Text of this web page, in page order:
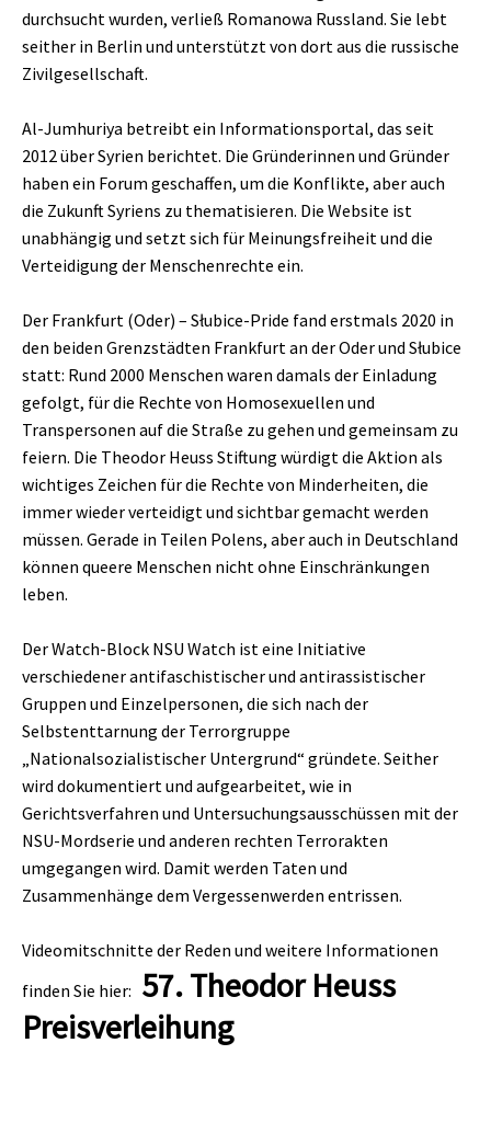
durchsucht wurden, verließ Romanowa Russland. Sie lebt
seither in Berlin und unterstützt von dort aus die russische
Zivilgesellschaft.
Al-Jumhuriya betreibt ein Informationsportal, das seit
2012 über Syrien berichtet. Die Gründerinnen und Gründer
haben ein Forum geschaffen, um die Konflikte, aber auch
die Zukunft Syriens zu thematisieren. Die Website ist
unabhängig und setzt sich für Meinungsfreiheit und die
Verteidigung der Menschenrechte ein.
Der Frankfurt (Oder) – Słubice-Pride fand erstmals 2020 in
den beiden Grenzstädten Frankfurt an der Oder und Słubice
statt: Rund 2000 Menschen waren damals der Einladung
gefolgt, für die Rechte von Homosexuellen und
Transpersonen auf die Straße zu gehen und gemeinsam zu
feiern. Die Theodor Heuss Stiftung würdigt die Aktion als
wichtiges Zeichen für die Rechte von Minderheiten, die
immer wieder verteidigt und sichtbar gemacht werden
müssen. Gerade in Teilen Polens, aber auch in Deutschland
können queere Menschen nicht ohne Einschränkungen
leben.
Der Watch-Block NSU Watch ist eine Initiative
verschiedener antifaschistischer und antirassistischer
Gruppen und Einzelpersonen, die sich nach der
Selbstenttarnung der Terrorgruppe
„Nationalsozialistischer Untergrund“ gründete. Seither
wird dokumentiert und aufgearbeitet, wie in
Gerichtsverfahren und Untersuchungsausschüssen mit der
NSU-Mordserie und anderen rechten Terrorakten
umgegangen wird. Damit werden Taten und
Zusammenhänge dem Vergessenwerden entrissen.
Videomitschnitte der Reden und weitere Informationen
finden Sie hier: 57. Theodor Heuss
Preisverleihung